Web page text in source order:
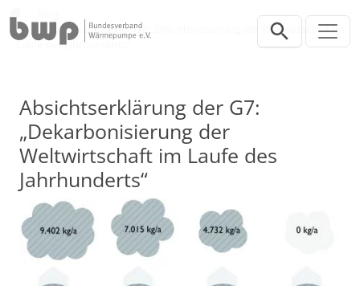
Absichtserklärung der G7: „Dekarbonisierung der Weltwirtschaft im
Laufe des Jahrhunderts“
Absichtserklärung der G7:
„Dekarbonisierung der
Weltwirtschaft im Laufe des
Jahrhunderts“